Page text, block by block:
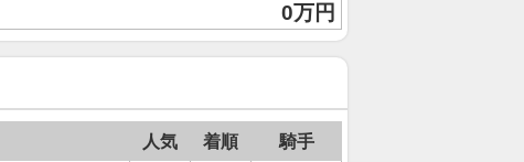
0万円
人気 着順 騎手